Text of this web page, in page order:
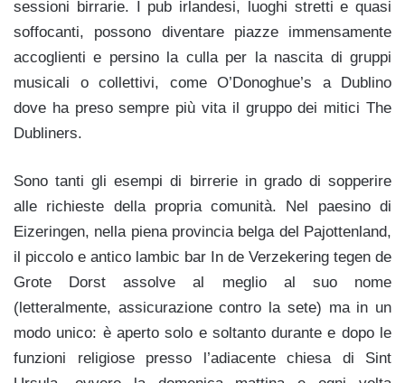
sessioni birrarie. I pub irlandesi, luoghi stretti e quasi
soffocanti, possono diventare piazze immensamente
accoglienti e persino la culla per la nascita di gruppi
musicali o collettivi, come O’Donoghue’s a Dublino
dove ha preso sempre più vita il gruppo dei mitici The
Dubliners.
Sono tanti gli esempi di birrerie in grado di sopperire
alle richieste della propria comunità. Nel paesino di
Eizeringen, nella piena provincia belga del Pajottenland,
il piccolo e antico lambic bar In de Verzekering tegen de
Grote Dorst assolve al meglio al suo nome
(letteralmente, assicurazione contro la sete) ma in un
modo unico: è aperto solo e soltanto durante e dopo le
funzioni religiose presso l’adiacente chiesa di Sint